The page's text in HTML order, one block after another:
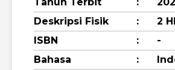
Deskripsi Fisik
:
2
ISBN
:
-
Bahasa
: